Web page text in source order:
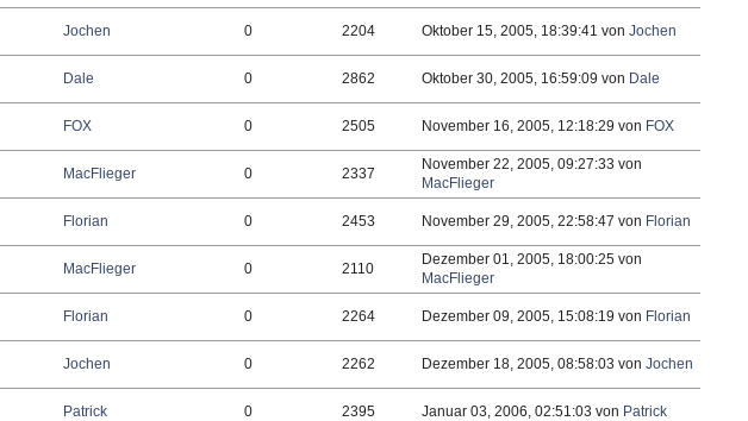
Jochen 0 2204 Oktober 15, 2005, 18:39:41 von Jochen
Dale 0 2862 Oktober 30, 2005, 16:59:09 von Dale
FOX 0 2505 November 16, 2005, 12:18:29 von FOX
MacFlieger 0 2337
November 22, 2005, 09:27:33 von
MacFlieger
Florian 0 2453 November 29, 2005, 22:58:47 von Florian
MacFlieger 0 2110
Dezember 01, 2005, 18:00:25 von
MacFlieger
Florian 0 2264 Dezember 09, 2005, 15:08:19 von Florian
Jochen 0 2262 Dezember 18, 2005, 08:58:03 von Jochen
Patrick 0 2395 Januar 03, 2006, 02:51:03 von Patrick